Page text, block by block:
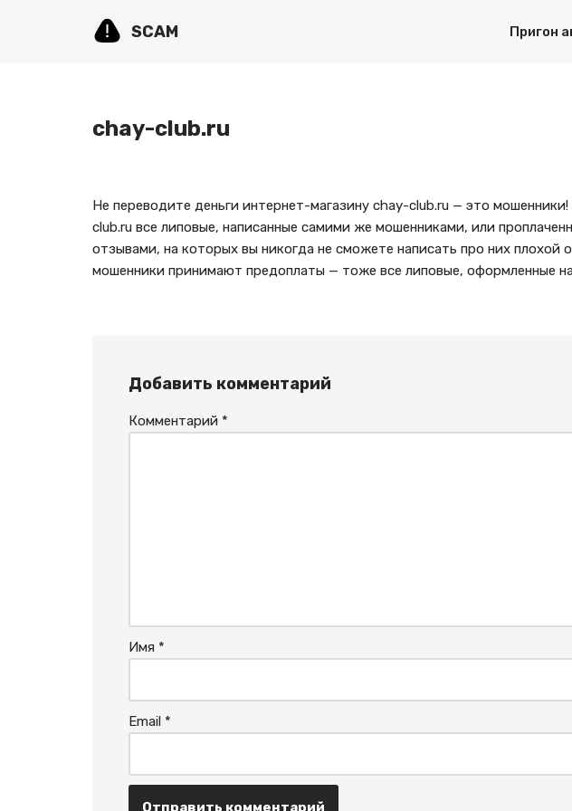
SCAM Пригон
chay-club.ru
Не переводите деньги интернет-магазину chay-club.ru — это
club.ru все липовые, написанные самими же мошенниками, или
отзывами, на которых вы никогда не сможете написать про них плохой
мошенники принимают предоплаты — тоже все липовые, оформленные
Добавить комментарий
Комментарий *
Имя *
Email *